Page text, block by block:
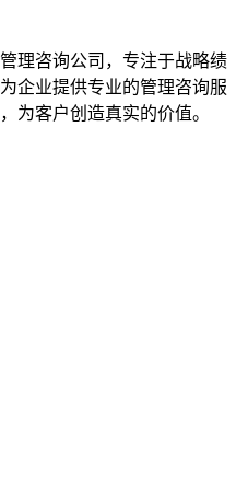
理咨询公司，专注于战略绩
企业提供专业的管理咨询服
为客户创造真实的价值。